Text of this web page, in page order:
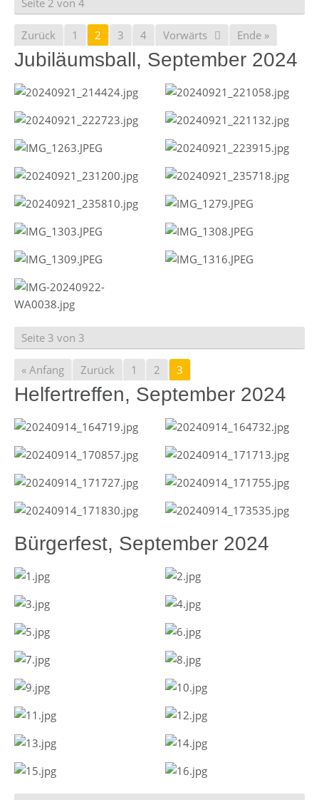
Seite 2 von 4
Zurück 1 2 3 4 Vorwärts Ende »
Jubiläumsball, September 2024
Seite 3 von 3
« Anfang Zurück 1 2 3
Helfertreffen, September 2024
Bürgerfest, September 2024